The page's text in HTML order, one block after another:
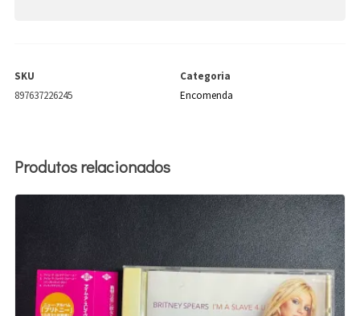
SKU
897637226245
Categoria
Encomenda
Produtos relacionados